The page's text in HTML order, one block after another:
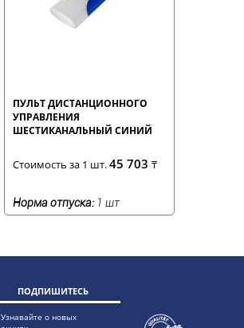
ПУЛЬТ ДИСТАНЦИОННОГО
УПРАВЛЕНИЯ
ШЕСТИКАНАЛЬНЫЙ СИНИЙ
Стоимость за 1 шт.45 703₸
Норма отпуска: 1 шт
ПОДПИШИТЕСЬ
Узнавайте о новых